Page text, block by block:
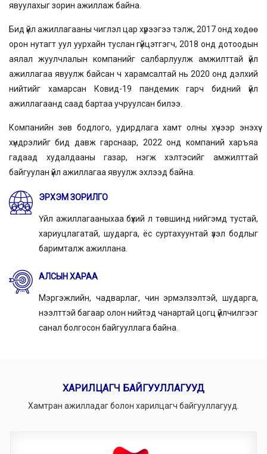
явуулахыг зорин ажиллаж байна.
Бид үйл ажиллагааны чиглэл цар хүрээгээ тэлж, 2017 онд хөдөө
орон нутагт уул уурхайн туслан гүйцэтгэгч, 2018 онд дотоодын
аялал жуулчлалын компанийг салбарлуулж амжилттай үйл
ажиллагаа явуулж байсан ч харамсалтай нь 2020 онд дэлхий
нийтийг хамарсан Ковид-19 пандемик гарч бидний үйл
ажиллагаанд саад бартаа учруулсан билээ.
Компанийн зөв бодлого, удирдлага хамт олны хүчээр энэхүү
хүндрэлийг бид давж гарснаар, 2022 онд компаний харъяа
гадаад худалдааны газар, нэгж хэлтэсийг амжилттай
байгуулан үйл ажиллагаа явуулж эхлээд байна.
ЭРХЭМ ЗОРИЛГО
Үйл ажиллагааныхаа бүхий л төвшинд нийгэмд тустай,
хариуцлагатай, шударга, ёс суртахуунтай үзэл бодлыг
баримталж ажиллана.
АЛСЫН ХАРАА
Мэргэжлийн, чадварлаг, чин эрмэлзэлтэй, шударга,
нээлттэй багаар олон нийтэд чанартай цогц үйлчилгээг
санал болгосон байгууллага байна.
XАРИЛЦАГЧ БАЙГУУЛЛАГУУД
Хамтран ажилладаг болон харилцагч байгууллагууд.